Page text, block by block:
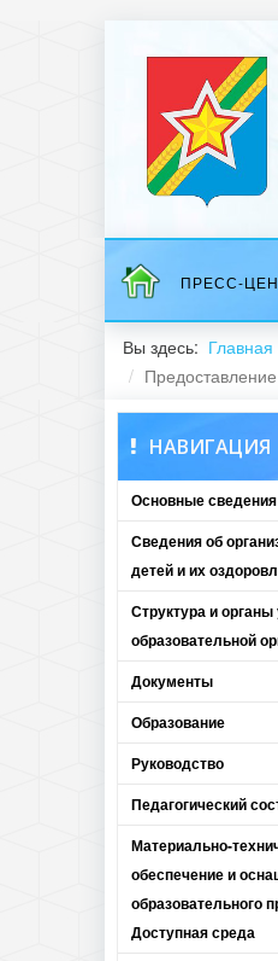
ПРЕСС-
Вы здесь: Главная
Предоставление
НАВИГАЦИЯ
Основные сведения
Сведения об
детей и их
Структура и
образовательной
Документы
Образование
Руководство
Педагогический
Материально-
обеспечение и
образовательного
Доступная среда